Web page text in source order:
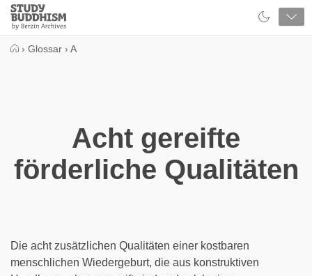
Close
Study
Buddhism
› Glossar › A
Acht gereifte
förderliche Qualitäten
Die acht zusätzlichen Qualitäten einer kostbaren
menschlichen Wiedergeburt, die aus konstruktiven